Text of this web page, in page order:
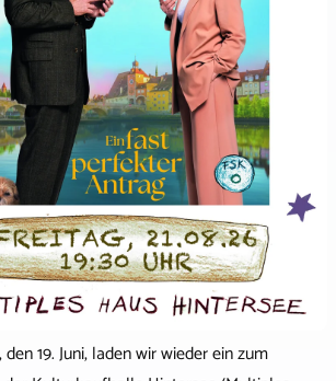
19. Juni, laden wir wieder ein zum